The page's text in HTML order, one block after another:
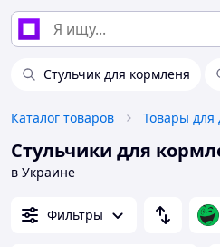
Стульчик для кормленя
Каталог товаров Товары для
Стульчики для
в Украине
Фильтры